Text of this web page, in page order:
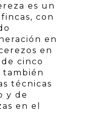
es un
con
en
en
cinco
también
técnicas
y de
en el